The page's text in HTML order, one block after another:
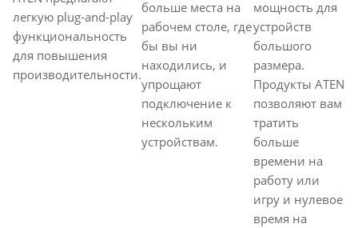
легкую plug-and-play
функциональность
для повышения
производительности.
больше места на
рабочем столе, где
бы вы ни
находились, и
упрощают
подключение к
нескольким
устройствам.
мощность для
устройств
большого
размера.
Продукты ATEN
позволяют вам
тратить
больше
времени на
работу или
игру и нулевое
время на